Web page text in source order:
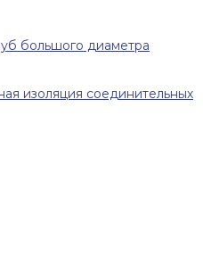
большого диаметра
изоляция соединительных